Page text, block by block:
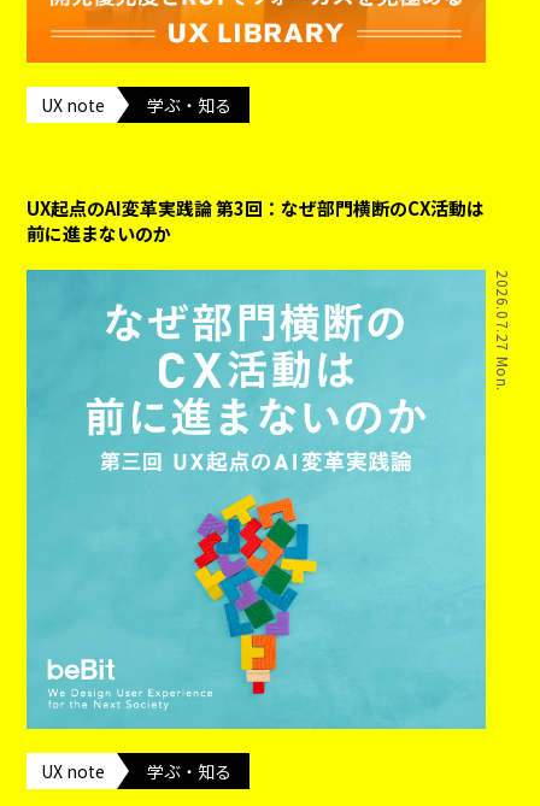
UX note 学ぶ・知る
UX起点のAI変革実践論 第3回：なぜ部門横断のCX活動は
前に進まないのか
2026.07.27 Mon.
UX note 学ぶ・知る